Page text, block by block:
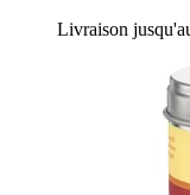
Livraison